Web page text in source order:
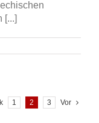
[...]
1 2 3 Vor